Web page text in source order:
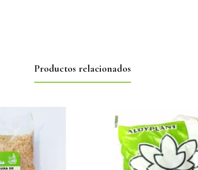
Productos relacionados